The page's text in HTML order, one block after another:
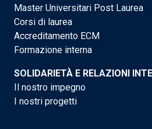
Master Universitari Post Laurea
Corsi di laurea
Accreditamento ECM
Formazione interna
SOLIDARIETÀ E RELAZIONI
Il nostro impegno
I nostri progetti